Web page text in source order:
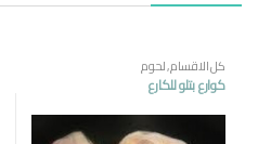
كل الاقسام,لحوم
كوارع بتلو للكارع